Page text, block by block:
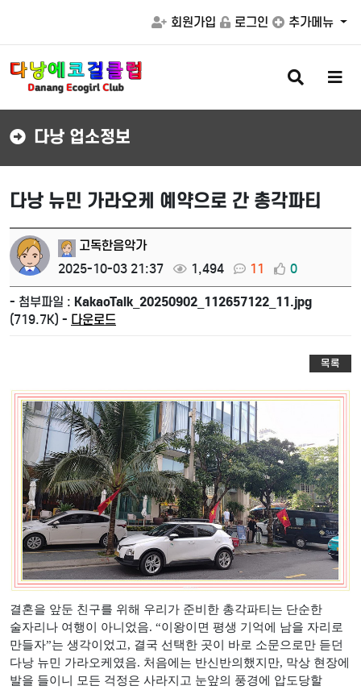
회원가입 로그인 추가메뉴
검
색
버
메
버
다낭 업소정보
다낭 뉴민 가라오케 예약으로 간 총각파티
고독한음악가
2025-10-03 21:37
1,494 11 0
- 첨부파일 : KakaoTalk_20250902_112657122_11.jpg
(719.7K) - 다운로드
목록
결혼을 앞둔 친구를 위해 우리가 준비한 총각파티는 단순한
술자리나 여행이 아니었음. “이왕이면 평생 기억에 남을 자리로
만들자”는 생각이었고, 결국 선택한 곳이 바로 소문으로만 듣던
다낭 뉴민 가라오케였음. 처음에는 반신반의했지만, 막상 현장에
발을 들이니 모든 걱정은 사라지고 눈앞의 풍경에 압도당할